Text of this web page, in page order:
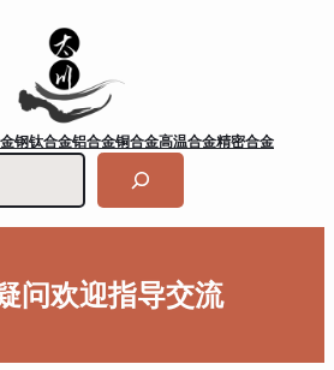
钢钛合金铝合金铜合金高温合金精密合金
问欢迎指导交流